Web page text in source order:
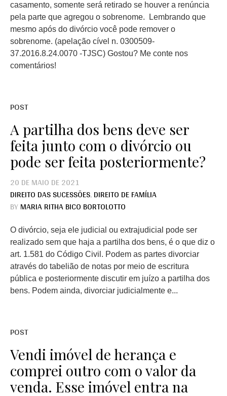
casamento, somente será retirado se houver a renúncia
pela parte que agregou o sobrenome. Lembrando que
mesmo após do divórcio você pode remover o
sobrenome. (apelação cível n. 0300509-
37.2016.8.24.0070 -TJSC) Gostou? Me conte nos
comentários!
POST
A partilha dos bens deve ser
feita junto com o divórcio ou
pode ser feita posteriormente?
20 DE MAIO DE 2021
DIREITO DAS SUCESSÕES,DIREITO DE FAMÍLIA
BYMARIA RITHA BICO BORTOLOTTO
O divórcio, seja ele judicial ou extrajudicial pode ser
realizado sem que haja a partilha dos bens, é o que diz o
art. 1.581 do Código Civil. Podem as partes divorciar
através do tabelião de notas por meio de escritura
pública e posteriormente discutir em juízo a partilha dos
bens. Podem ainda, divorciar judicialmente e...
POST
Vendi imóvel de herança e
comprei outro com o valor da
venda. Esse imóvel entra na